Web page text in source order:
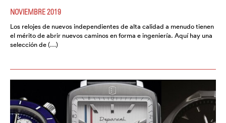
NOVIEMBRE 2019
Los relojes de nuevos independientes de alta calidad a menudo tienen
el mérito de abrir nuevos caminos en forma e ingeniería. Aquí hay una
selección de (…)